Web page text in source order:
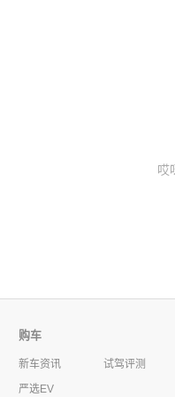
哎
购车
新车资讯
试驾评测
严选EV